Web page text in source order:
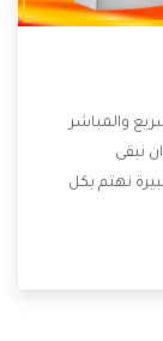
والمباشر
نبقى
نهتم بكل
من أهم